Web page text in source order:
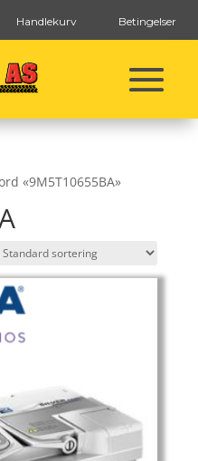
Handlekurv Betingelser
«9M5T10655BA»